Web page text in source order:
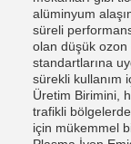
alüminyum
süreli
olan düşük ozon
standartlarına
sürekli kullanım
Üretim Birimini,
trafikli
için mükemmel